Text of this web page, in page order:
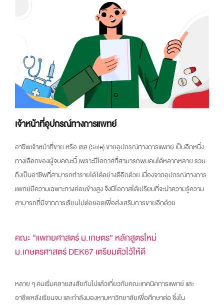
เจ้าหน้าที่อุปกรณ์ทางการแพทย์
อาชีพเจ้าหน้าที่ขาย หรือ เซล (Sale) ขายอุปกรณ์ทางการแพทย์ เป็นอีกหนึ่ง
ทางเลือกของผู้จบคณะนี้ เพราะมีโอกาสที่สามารถพบคนได้หลากหลาย รวม
ถึงเป็นอาชีพที่สามารถทำรายได้ได้อย่างดีอีกด้วย เนื่องจากอุปกรณ์ทางการ
แพทย์มีความเฉพาะทางค่อนข้างสูง จึงมีโอกาสได้เปรียบที่จะนำความรู้ความ
สามารถที่มีจากการเรียนไปต่อยอดเพื่อส่งเสริมการขายอีกด้วย
คณะ “แพทยศาสตร์ ม.เกษตร” หลักสูตรใหม่
ม.เกษตรศาสตร์ DEK67 เตรียมตัวไว้ให้ดี
หลาย ๆ คนเริ่มคลายสงสัยกันไปแล้วเกี่ยวกับคณะเทคนิคการแพทย์ และ
อาชีพหลังเรียนจบ และกำลังมองหามหาวิทยาลัยเพื่อศึกษาต่อ ซึ่งใน